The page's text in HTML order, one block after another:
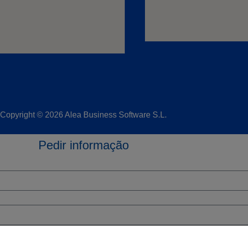
Copyright © 2026 Alea Business Software S.L.
Pedir informação